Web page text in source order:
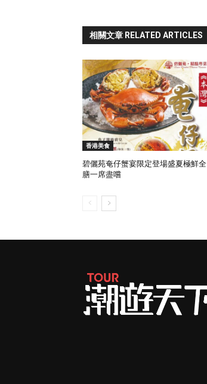
相關文章 RELATED ARTICLES
香港美食
碧儷苑奄仔蟹宴限定登場盛夏極鮮全
膳一席盡嚐